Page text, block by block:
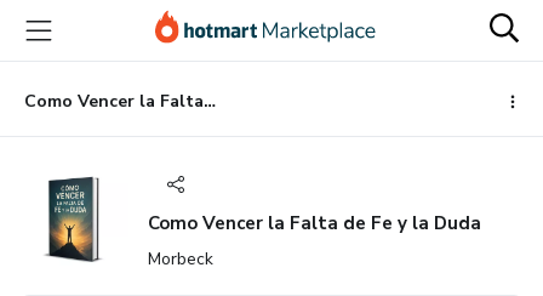
principal
página
de
página
Como Vencer la Falta de Fe y la Duda
Como Vencer la Falta de Fe y la Duda
Morbeck